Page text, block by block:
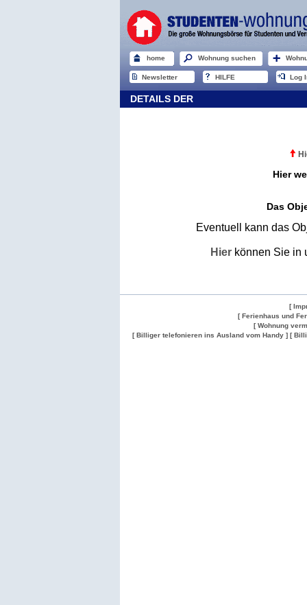
home Wohnung suchen
Newsletter HILFE Log
DETAILS DER
Hier
Das
Eventuell kann das
Hier können Sie in
[
[ Ferienhaus und
[ Wohnung
[ Billiger telefonieren ins Ausland vom Handy ] [